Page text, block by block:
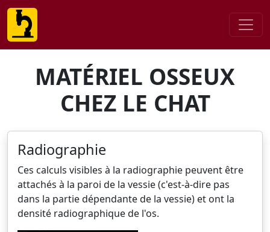
MATÉRIEL OSSEUX
CHEZ LE CHAT
Radiographie
Ces calculs visibles à la radiographie peuvent être
attachés à la paroi de la vessie (c'est-à-dire pas
dans la partie dépendante de la vessie) et ont la
densité radiographique de l'os.